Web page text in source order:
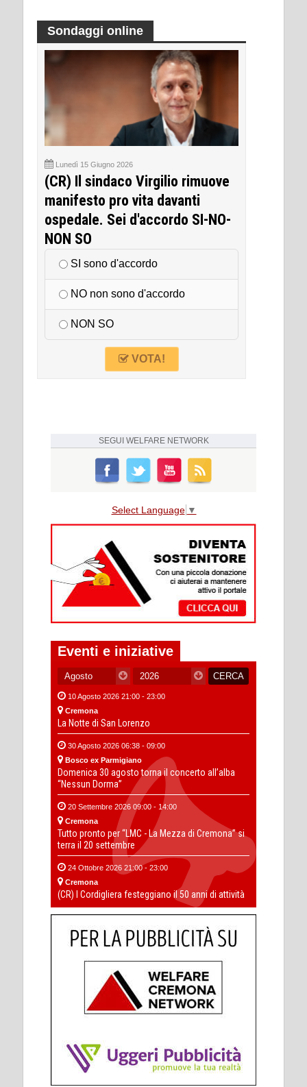
Sondaggi online
Lunedì 15 Giugno 2026
(CR) Il sindaco Virgilio rimuove
manifesto pro vita davanti
ospedale. Sei d'accordo SI-NO-
NON SO
SI sono d'accordo
NO non sono d'accordo
NON SO
VOTA!
SEGUI WELFARE NETWORK
Select Language ▼
Eventi e iniziative
10 Agosto 2026 21:00 - 23:00
Cremona
La Notte di San Lorenzo
30 Agosto 2026 06:38 - 09:00
Bosco ex Parmigiano
Domenica 30 agosto torna il concerto all’alba
“Nessun Dorma”
20 Settembre 2026 09:00 - 14:00
Cremona
Tutto pronto per “LMC - La Mezza di Cremona” si
terra il 20 settembre
24 Ottobre 2026 21:00 - 23:00
Cremona
(CR) I Cordigliera festeggiano il 50 anni di attività